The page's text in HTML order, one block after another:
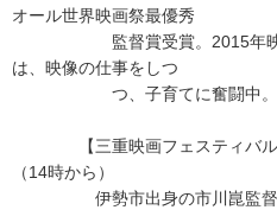
オール世界映画祭最優秀
監督賞受賞。2015年映画
は、映像の仕事をしつ
つ、子育てに奮闘中。
【三重映画フェスティバル実
（14時から）
伊勢市出身の市川崑監督が